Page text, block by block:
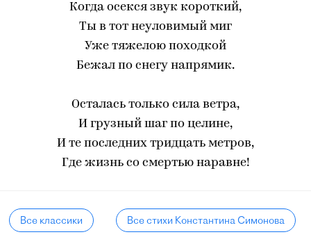
Когда осекся звук короткий,
Ты в тот неуловимый миг
Уже тяжелою походкой
Бежал по снегу напрямик.
Осталась только сила ветра,
И грузный шаг по целине,
И те последних тридцать метров,
Где жизнь со смертью наравне!
Все классики Все стихи Константина Симонова